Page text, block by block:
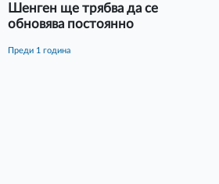
Шенген ще трябва да се
обновява постоянно
преди 1 година